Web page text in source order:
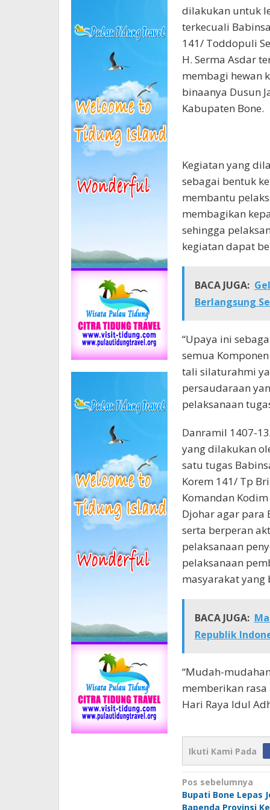
dilakukan untuk
terkecuali
141/ Toddopuli
H. Serma Asdar
membagi hewan
binaanya Dusun
Kabupaten Bone.
Kegiatan yang
sebagai bentuk
membantu
membagikan
sehingga
kegiatan dapat
BACA JUGA:
Berlangsung
“Upaya ini
semua
tali silaturahmi
persaudaraan
pelaksanaan
Danramil 1407-
yang dilakukan
satu tugas
Korem 141/ Tp
Komandan
Djohar agar para
serta berperan
pelaksanaan
pelaksanaan
masyarakat yang
BACA JUGA:
Republik
“Mudah-
memberikan
Hari Raya Idul
Ikuti Kami Pada
Navigasi
pos
Pos sebelumnya
Bupati Bone Lepas
Bapenda Provinsi Ke